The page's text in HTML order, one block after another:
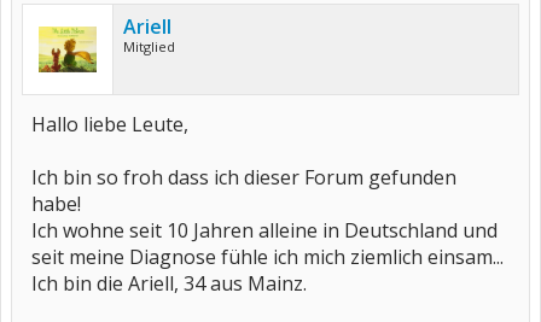
Ariell
Mitglied
Hallo liebe Leute,
Ich bin so froh dass ich dieser Forum gefunden
habe!
Ich wohne seit 10 Jahren alleine in Deutschland und
seit meine Diagnose fühle ich mich ziemlich einsam...
Ich bin die Ariell, 34 aus Mainz.